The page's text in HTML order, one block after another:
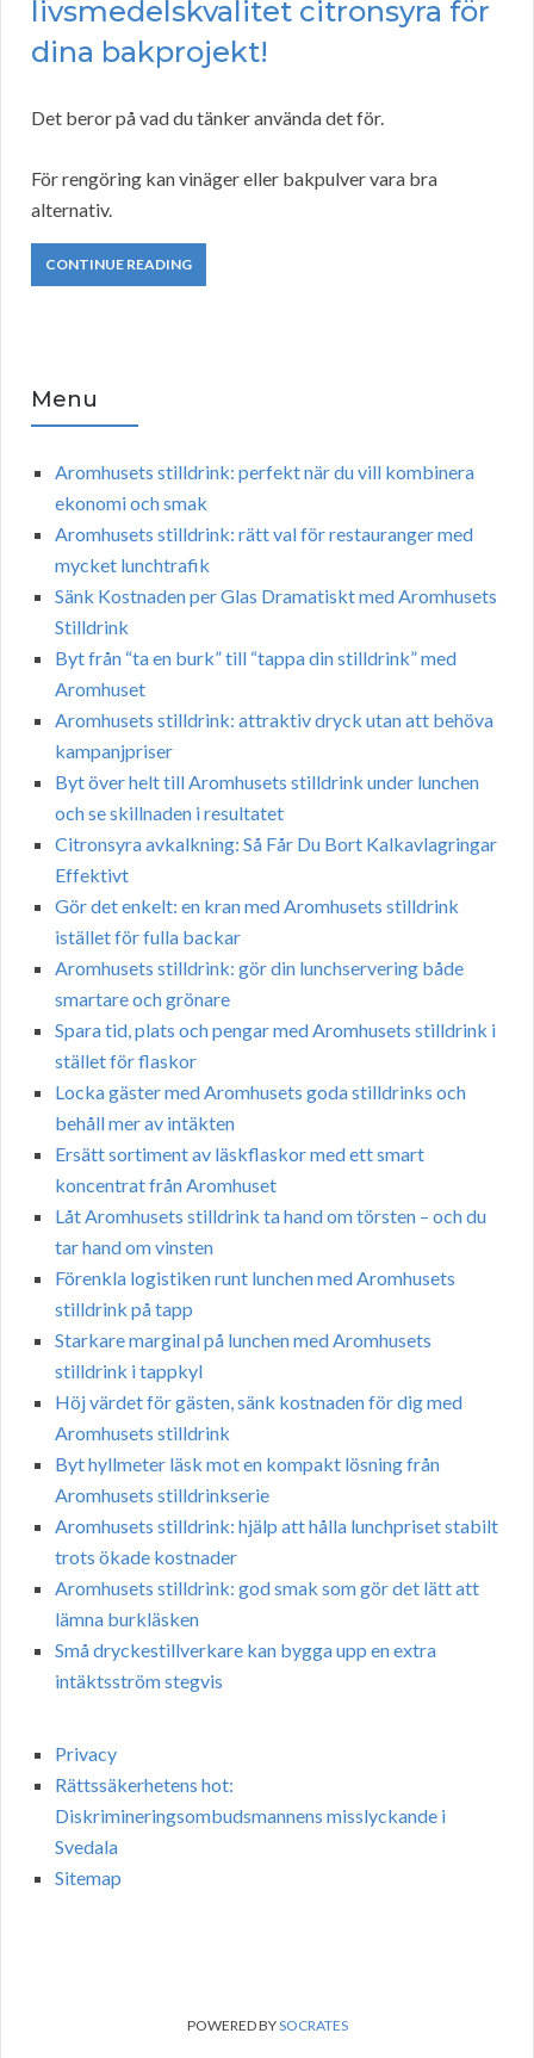
livsmedelskvalitet citronsyra för
dina bakprojekt!
Det beror på vad du tänker använda det för.
För rengöring kan vinäger eller bakpulver vara bra
alternativ.
CONTINUE READING
Menu
Aromhusets stilldrink: perfekt när du vill kombinera
ekonomi och smak
Aromhusets stilldrink: rätt val för restauranger med
mycket lunchtrafik
Sänk Kostnaden per Glas Dramatiskt med Aromhusets
Stilldrink
Byt från “ta en burk” till “tappa din stilldrink” med
Aromhuset
Aromhusets stilldrink: attraktiv dryck utan att behöva
kampanjpriser
Byt över helt till Aromhusets stilldrink under lunchen
och se skillnaden i resultatet
Citronsyra avkalkning: Så Får Du Bort Kalkavlagringar
Effektivt
Gör det enkelt: en kran med Aromhusets stilldrink
istället för fulla backar
Aromhusets stilldrink: gör din lunchservering både
smartare och grönare
Spara tid, plats och pengar med Aromhusets stilldrink i
stället för flaskor
Locka gäster med Aromhusets goda stilldrinks och
behåll mer av intäkten
Ersätt sortiment av läskflaskor med ett smart
koncentrat från Aromhuset
Låt Aromhusets stilldrink ta hand om törsten – och du
tar hand om vinsten
Förenkla logistiken runt lunchen med Aromhusets
stilldrink på tapp
Starkare marginal på lunchen med Aromhusets
stilldrink i tappkyl
Höj värdet för gästen, sänk kostnaden för dig med
Aromhusets stilldrink
Byt hyllmeter läsk mot en kompakt lösning från
Aromhusets stilldrinkserie
Aromhusets stilldrink: hjälp att hålla lunchpriset stabilt
trots ökade kostnader
Aromhusets stilldrink: god smak som gör det lätt att
lämna burkläsken
Små dryckestillverkare kan bygga upp en extra
intäktsström stegvis
Privacy
Rättssäkerhetens hot:
Diskrimineringsombudsmannens misslyckande i
Svedala
Sitemap
POWERED BYSOCRATES